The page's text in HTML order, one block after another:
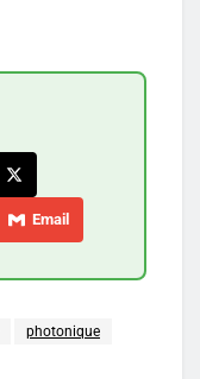
Email
photonique